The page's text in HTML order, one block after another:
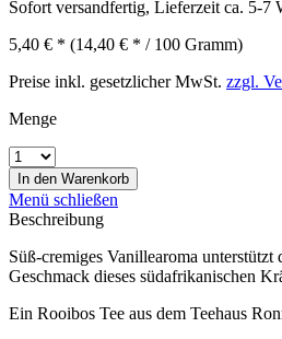
Sofort versandfertig, Lieferzeit ca. 5-7
5,40 € * (14,40 € * / 100 Gramm)
Preise inkl. gesetzlicher MwSt. zzgl.
Menge
In den Warenkorb
Menü schließen
Beschreibung
Süß-cremiges Vanillearoma unterstützt
Geschmack dieses südafrikanischen
Ein Rooibos Tee aus dem Teehaus